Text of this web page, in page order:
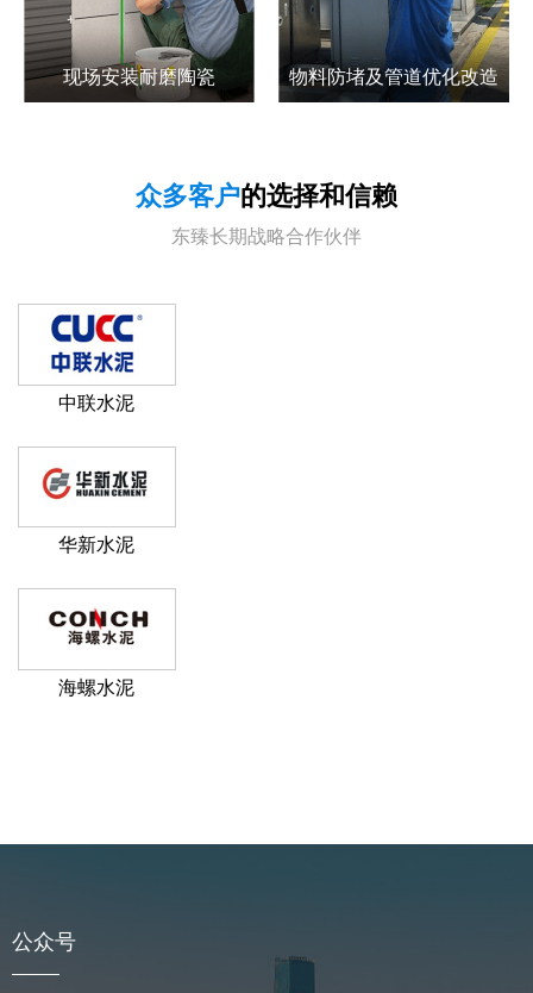
现场安装耐磨陶瓷 物料防堵及管道优化改造
众多客户的选择和信赖
东臻长期战略合作伙伴
中联水泥
华新水泥
海螺水泥
公众号